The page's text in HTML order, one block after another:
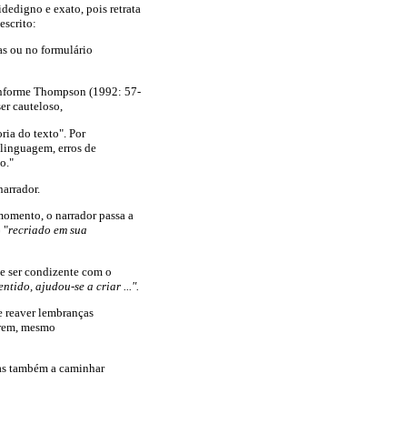
e exato, pois retrata
ou no formulário
Thompson (1992: 57-
cauteloso,
do texto". Por
erros de
o narrador passa a
"recriado em sua
ser condizente com o
ajudou-se a criar ...".
reaver lembranças
mesmo
também a caminhar